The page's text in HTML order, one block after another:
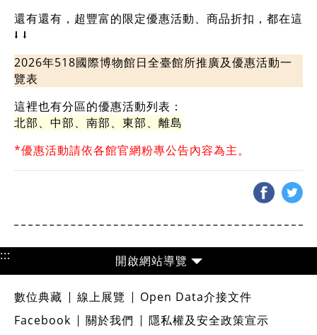
還有還有，超豐富的限定優惠活動、商品折扣，都在這
⭣ ⭣
2026年518國際博物館日全臺館所推廣及優惠活動一
覽表
這裡也有分區的優惠活動列表：
北部、 中部、 南部、 東部、 離島
*優惠活動請依各館官網粉專公告內容為主。
網站導覽
:::
數位典藏 線上展覽
Open Data介接文件
Facebook
關於我們
隱私權及安全政策宣示